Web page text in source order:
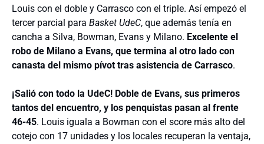
Louis con el doble y Carrasco con el triple. Así empezó el
tercer parcial para Basket UdeC, que además tenía en
cancha a Silva, Bowman, Evans y Milano. Excelente el
robo de Milano a Evans, que termina al otro lado con
canasta del mismo pívot tras asistencia de Carrasco.
¡Salió con todo la UdeC! Doble de Evans, sus primeros
tantos del encuentro, y los penquistas pasan al frente
46-45. Louis iguala a Bowman con el score más alto del
cotejo con 17 unidades y los locales recuperan la ventaja,